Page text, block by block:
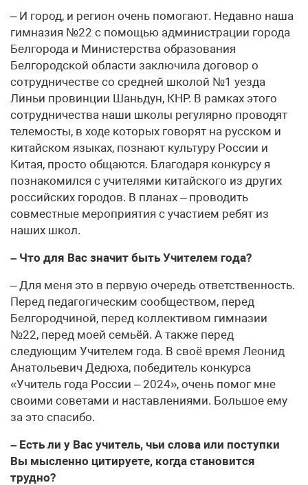
– И город, и регион очень помогают. Недавно наша
гимназия №22 с помощью администрации города
Белгорода и Министерства образования
Белгородской области заключила договор о
сотрудничестве со средней школой №1 уезда
Линьи провинции Шаньдун, КНР. В рамках этого
сотрудничества наши школы регулярно проводят
телемосты, в ходе которых говорят на русском и
китайском языках, познают культуру России и
Китая, просто общаются. Благодаря конкурсу я
познакомился с учителями китайского из других
российских городов. В планах – проводить
совместные мероприятия с участием ребят из
наших школ.
– Что для Вас значит быть Учителем года?
– Для меня это в первую очередь ответственность.
Перед педагогическим сообществом, перед
Белгородчиной, перед коллективом гимназии
№22, перед моей семьёй. А также перед
следующим Учителем года. В своё время Леонид
Анатольевич Дедюха, победитель конкурса
«Учитель года России – 2024», очень помог мне
своими советами и наставлениями. Большое ему
за это спасибо.
– Есть ли у Вас учитель, чьи слова или поступки
Вы мысленно цитируете, когда становится
трудно?